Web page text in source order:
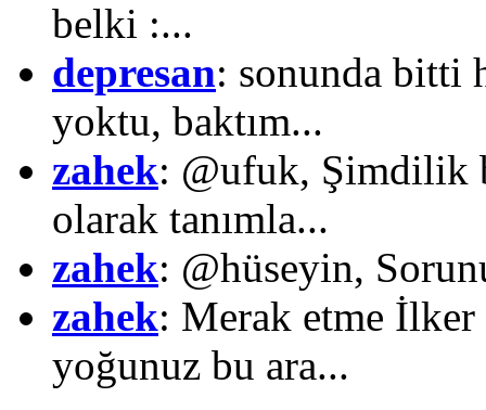
belki :...
depresan: sonunda bitti
yoktu, baktım...
zahek: @ufuk, Şimdilik
olarak tanımla...
zahek: @hüseyin,
zahek: Merak etme
yoğunuz bu ara...